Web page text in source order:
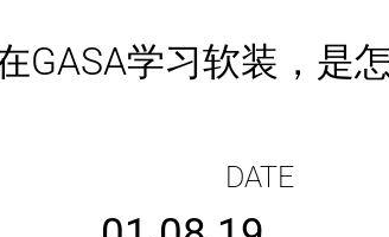
GASA学习软装，是
DATE